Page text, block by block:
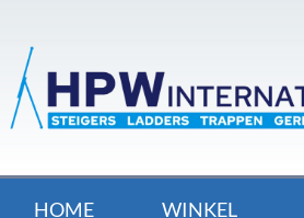
HOME WINKEL